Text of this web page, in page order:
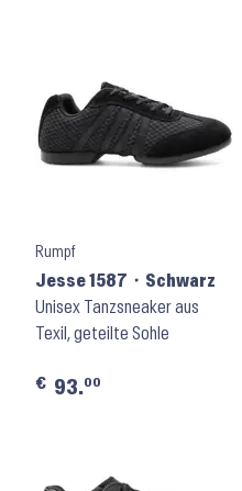
Rumpf
Jesse 1587 ⬝ Schwarz
Unisex Tanzsneaker aus
Texil, geteilte Sohle
€ 93.00